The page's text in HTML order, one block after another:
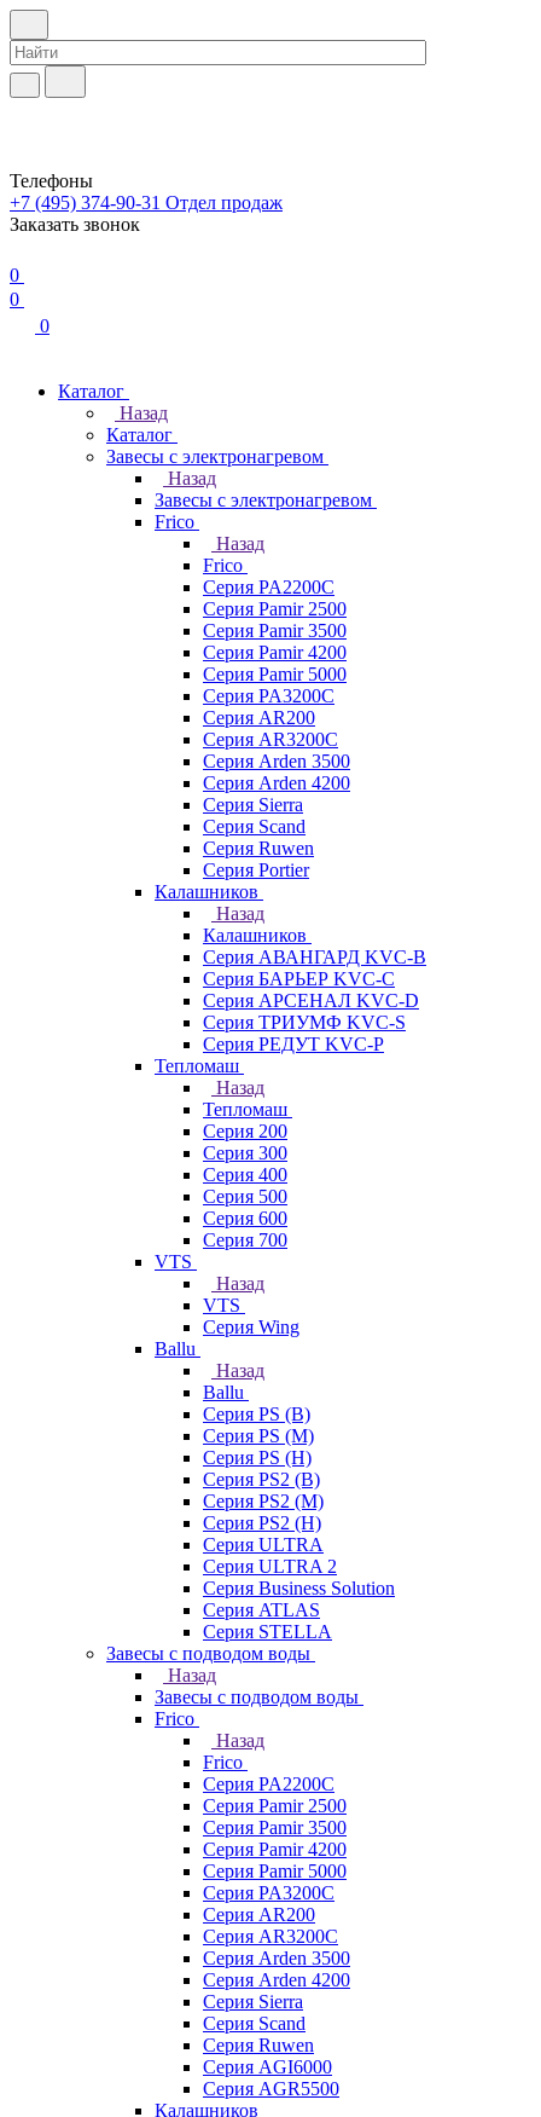
Телефоны
+7 (495) 374-90-31 Отдел продаж
Заказать звонок
0
0
0
Каталог
Назад
Каталог
Завесы с электронагревом
Назад
Завесы с электронагревом
Frico
Назад
Frico
Серия PA2200C
Серия Pamir 2500
Серия Pamir 3500
Серия Pamir 4200
Серия Pamir 5000
Серия PA3200C
Серия AR200
Серия AR3200C
Серия Arden 3500
Серия Arden 4200
Серия Sierra
Серия Scand
Серия Ruwen
Серия Portier
Калашников
Назад
Калашников
Серия АВАНГАРД KVC-B
Серия БАРЬЕР KVC-C
Серия АРСЕНАЛ KVC-D
Серия ТРИУМФ KVC-S
Серия РЕДУТ KVC-P
Тепломаш
Назад
Тепломаш
Серия 200
Серия 300
Серия 400
Серия 500
Серия 600
Серия 700
VTS
Назад
VTS
Серия Wing
Ballu
Назад
Ballu
Серия PS (B)
Серия PS (M)
Серия PS (H)
Серия PS2 (B)
Серия PS2 (M)
Серия PS2 (H)
Серия ULTRA
Серия ULTRA 2
Серия Business Solution
Серия ATLAS
Серия STELLA
Завесы с подводом воды
Назад
Завесы с подводом воды
Frico
Назад
Frico
Серия PA2200C
Серия Pamir 2500
Серия Pamir 3500
Серия Pamir 4200
Серия Pamir 5000
Серия PA3200C
Серия AR200
Серия AR3200C
Серия Arden 3500
Серия Arden 4200
Серия Sierra
Серия Scand
Серия Ruwen
Серия AGI6000
Серия AGR5500
Калашников